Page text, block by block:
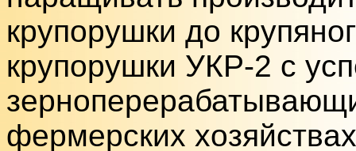
крупорушки до
крупорушки УКР-2 с
фермерских